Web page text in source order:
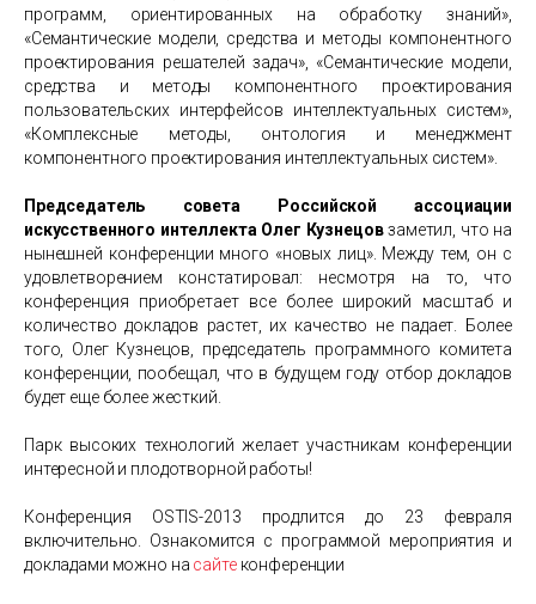
программ, ориентированных на обработку знаний»,
«Семантические модели, средства и методы компонентного
проектирования решателей задач», «Семантические модели,
средства и методы компонентного проектирования
пользовательских интерфейсов интеллектуальных систем»,
«Комплексные методы, онтология и менеджмент
компонентного проектирования интеллектуальных систем».
Председатель совета Российской ассоциации
искусственного интеллекта Олег Кузнецовзаметил, что на
нынешней конференции много «новых лиц». Между тем, он с
удовлетворением констатировал: несмотря на то, что
конференция приобретает все более широкий масштаб и
количество докладов растет, их качество не падает. Более
того, Олег Кузнецов, председатель программного комитета
конференции, пообещал, что в будущем году отбор докладов
будет еще более жесткий.
Парк высоких технологий желает участникам конференции
интересной и плодотворной работы!
Конференция ОSTIS-2013 продлится до 23 февраля
включительно. Ознакомится с программой мероприятия и
докладами можно на сайтеконференции